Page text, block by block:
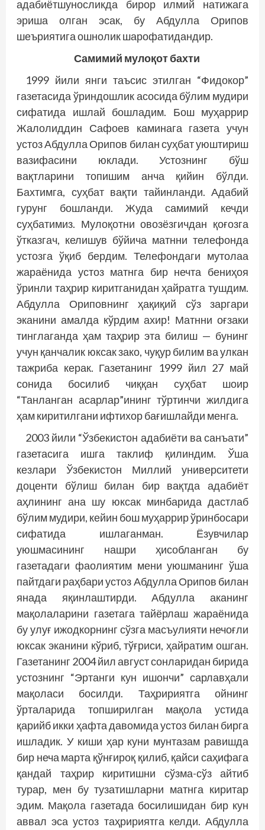
адабиётшуносликда бирор илмий натижага
эриша олган эсак, бу Абдулла Орипов
шеъриятига ошнолик шарофатидандир.
Самимий мулоқот бахти
1999 йили янги таъсис этилган “Фидокор”
газетасида ўриндошлик асосида бўлим мудири
сифатида ишлай бошладим. Бош муҳаррир
Жалолиддин Сафоев каминага газета учун
устоз Абдулла Орипов билан суҳбат уюштириш
вазифасини юклади. Устоз­нинг бўш
вақтларини топишим анча қийин бўлди.
Бахтимга, суҳбат вақти тайинланди. Адабий
гурунг бош­ланди. Жуда самимий кечди
суҳбатимиз. Мулоқотни овозёзгичдан қоғозга
ўтказгач, келишув бўйича матнни телефонда
устозга ўқиб бердим. Телефондаги мутолаа
жараёнида устоз матнга бир нечта бениҳоя
ўринли таҳрир киритганидан ҳайратга тушдим.
Абдулла Ориповнинг ҳақиқий сўз заргари
эканини амалда кўрдим ахир! Матнни оғзаки
тинглаганда ҳам таҳрир эта билиш — бунинг
учун қанчалик юксак зако, чуқур билим ва улкан
тажриба керак. Газетанинг 1999 йил 27 май
сонида босилиб чиққан суҳбат шоир
“Танланган асарлар”ининг тўртинчи жилдига
ҳам киритилгани ифтихор бағишлайди менга.
2003 йили “Ўзбекистон адабиёти ва санъати”
газетасига ишга таклиф қилиндим. Ўша
кезлари Ўзбекистон Миллий университети
доценти бўлиш билан бир вақтда адабиёт
аҳлининг ана шу юксак минбарида дастлаб
бўлим мудири, кейин бош муҳаррир ўринбосари
сифатида ишлаганман. Ёзувчилар
уюшмасининг нашри ҳисобланган бу
газетадаги фаолиятим мени уюшманинг ўша
пайтдаги раҳбари устоз Абдулла Орипов билан
янада яқинлаштирди. Абдулла аканинг
мақолаларини газетага тайёрлаш жараёнида
бу улуғ ижодкорнинг сўзга масъулияти нечоғли
юксак эканини кўриб, тўғриси, ҳайратим ошган.
Газетанинг 2004 йил август сонларидан бирида
устознинг “Эртанги кун ишончи” сарлавҳали
мақоласи босилди. Таҳририятга ойнинг
ўрталарида топширилган мақола устида
қарийб икки ҳафта давомида устоз билан бирга
ишладик. У киши ҳар куни мунтазам равишда
бир неча марта қўнғироқ қилиб, қайси саҳифага
қандай таҳрир киритишни сўзма-сўз айтиб
турар, мен бу тузатиш­ларни матнга киритар
эдим. Мақола газетада босилишидан бир кун
аввал эса устоз таҳририятга келди. Абдулла